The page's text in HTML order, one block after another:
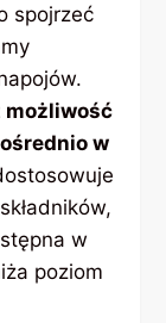
spojrzeć
możliwość
w
w
poziom